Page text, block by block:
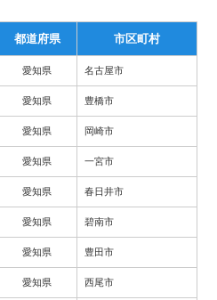
都道府県 市区町村
愛知県 名古屋市
愛知県 豊橋市
愛知県 岡崎市
愛知県 一宮市
愛知県 春日井市
愛知県 碧南市
愛知県 豊田市
愛知県 西尾市